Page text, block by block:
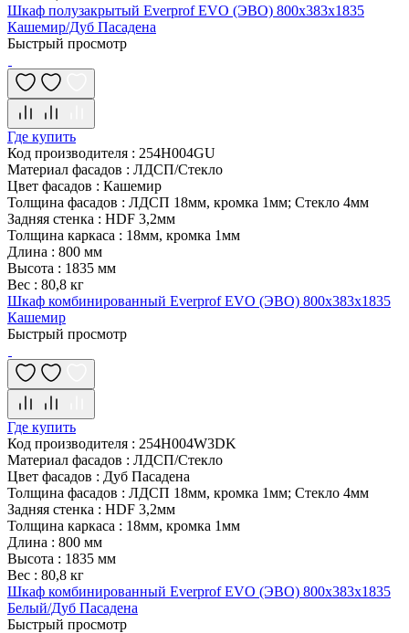
Шкаф полузакрытый Everprof EVO (ЭВО) 800х383x1835
Кашемир/Дуб Пасадена
Быстрый просмотр
Где купить
Код производителя : 254H004GU
Материал фасадов : ЛДСП/Стекло
Цвет фасадов : Кашемир
Толщина фасадов : ЛДСП 18мм, кромка 1мм; Стекло 4мм
Задняя стенка : HDF 3,2мм
Толщина каркаса : 18мм, кромка 1мм
Длина : 800 мм
Высота : 1835 мм
Вес : 80,8 кг
Шкаф комбинированный Everprof EVO (ЭВО) 800х383x1835
Кашемир
Быстрый просмотр
Где купить
Код производителя : 254H004W3DK
Материал фасадов : ЛДСП/Стекло
Цвет фасадов : Дуб Пасадена
Толщина фасадов : ЛДСП 18мм, кромка 1мм; Стекло 4мм
Задняя стенка : HDF 3,2мм
Толщина каркаса : 18мм, кромка 1мм
Длина : 800 мм
Высота : 1835 мм
Вес : 80,8 кг
Шкаф комбинированный Everprof EVO (ЭВО) 800х383x1835
Белый/Дуб Пасадена
Быстрый просмотр